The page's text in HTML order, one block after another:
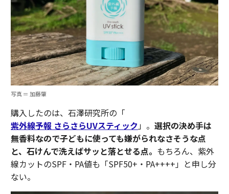
写真 ＝ 加藤肇
購入したのは、石澤研究所の「
紫外線予報 さらさらUVスティック 」。 選択の決め手は
無香料なので子どもに使っても嫌がられなさそうな点
と、石けんで洗えばサッと落とせる点。 もちろん、紫外
線カットのSPF・PA値も「SPF50+・PA++++」と申し分
ない。